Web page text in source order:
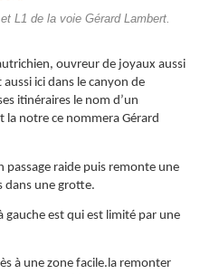
L1 de la voie Gérard Lambert.
ouvreur de joyaux aussi
ici dans le canyon de
itinéraires le nom d’un
la notre ce nommera Gérard
passage raide puis remonte une
dans une grotte.
gauche est qui est limité par une
à une zone facile.la remonter